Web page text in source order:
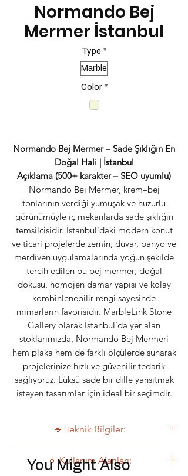
Normando Bej
Mermer İstanbul
Type *
Marble
Color *
Normando Bej Mermer – Sade Şıklığın En
Doğal Hali | İstanbul
Açıklama (500+ karakter – SEO uyumlu)
Normando Bej Mermer, krem–bej
tonlarının verdiği yumuşak ve huzurlu
görünümüyle iç mekanlarda sade şıklığın
temsilcisidir. İstanbul’daki modern konut
ve ticari projelerde zemin, duvar, banyo ve
merdiven uygulamalarında yoğun şekilde
tercih edilen bu bej mermer; doğal
dokusu, homojen damar yapısı ve kolay
kombinlenebilir rengi sayesinde
mimarların favorisidir. MarbleLink Stone
Gallery olarak İstanbul’da yer alan
stoklarımızda, Normando Bej Mermeri
hem plaka hem de farklı ölçülerde sunarak
projelerinize hızlı ve güvenilir tedarik
sağlıyoruz. Lüksü sade bir dille yansıtmak
isteyen tasarımlar için ideal bir seçimdir.
🔹 Teknik Bilgiler:
Özellik Değer
🔹 Kullanım Alanları:
You Might Also